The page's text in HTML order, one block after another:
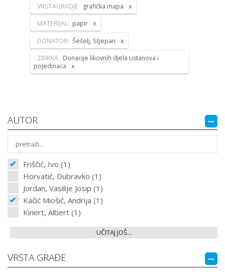
VRSTAGRADJE: grafička mapa
MATERIJAL: papir
DONATOR: Šešelj, Stjepan
ZBIRKA: Donacije likovnih djela ustanova i
pojedinaca
AUTOR
Friščić, Ivo (1)
Horvatić, Dubravko (1)
Jordan, Vasilije Josip (1)
Kačić Miošić, Andrija (1)
Kinert, Albert (1)
UČITAJ JOŠ...
VRSTA GRAĐE